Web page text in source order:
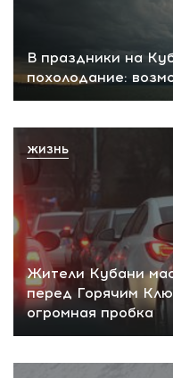
В праздники на
похолодание:
Жители Кубани
перед Горячим
огромная пробка
ЖИЗНЬ